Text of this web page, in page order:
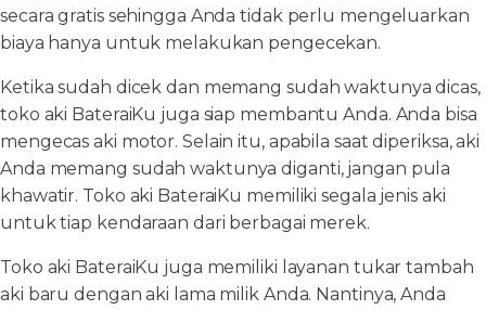
secara gratis sehingga Anda tidak perlu mengeluarkan
biaya hanya untuk melakukan pengecekan.
Ketika sudah dicek dan memang sudah waktunya dicas,
toko aki BateraiKu juga siap membantu Anda. Anda bisa
mengecas aki motor. Selain itu, apabila saat diperiksa, aki
Anda memang sudah waktunya diganti, jangan pula
khawatir. Toko aki BateraiKu memiliki segala jenis aki
untuk tiap kendaraan dari berbagai merek.
Toko aki BateraiKu juga memiliki layanan tukar tambah
aki baru dengan aki lama milik Anda. Nantinya, Anda